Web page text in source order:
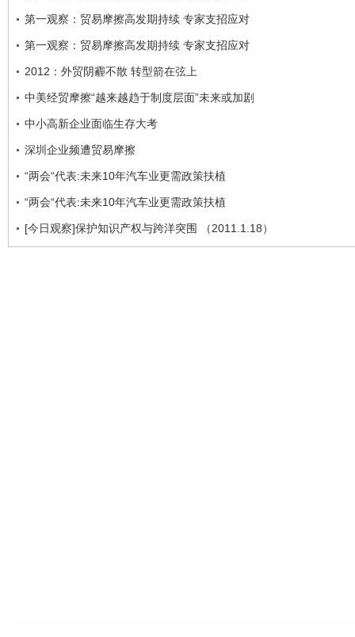
第一观察：贸易摩擦高发期持续 专家支招应对
第一观察：贸易摩擦高发期持续 专家支招应对
2012：外贸阴霾不散 转型箭在弦上
中美经贸摩擦“越来越趋于制度层面”未来或加剧
中小高新企业面临生存大考
深圳企业频遭贸易摩擦
“两会“代表:未来10年汽车业更需政策扶植
“两会“代表:未来10年汽车业更需政策扶植
[今日观察]保护知识产权与跨洋突围 （2011.1.18）